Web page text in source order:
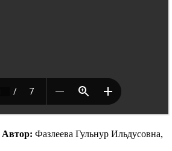
Автор: Фазлеева Гульнур Ильдусовна,